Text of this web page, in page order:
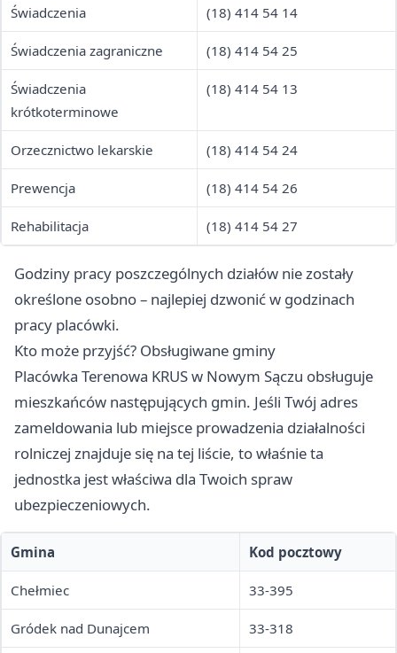
Świadczenia (18) 414 54 14
Świadczenia zagraniczne (18) 414 54 25
Świadczenia
krótkoterminowe
(18) 414 54 13
Orzecznictwo lekarskie (18) 414 54 24
Prewencja (18) 414 54 26
Rehabilitacja (18) 414 54 27
Godziny pracy poszczególnych działów nie zostały
określone osobno – najlepiej dzwonić w godzinach
pracy placówki.
Kto może przyjść? Obsługiwane gminy
Placówka Terenowa KRUS w Nowym Sączu obsługuje
mieszkańców następujących gmin. Jeśli Twój adres
zameldowania lub miejsce prowadzenia działalności
rolniczej znajduje się na tej liście, to właśnie ta
jednostka jest właściwa dla Twoich spraw
ubezpieczeniowych.
Gmina Kod pocztowy
Chełmiec 33-395
Gródek nad Dunajcem 33-318